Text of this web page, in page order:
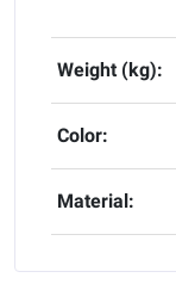
Weight (kg):
Color:
Material: